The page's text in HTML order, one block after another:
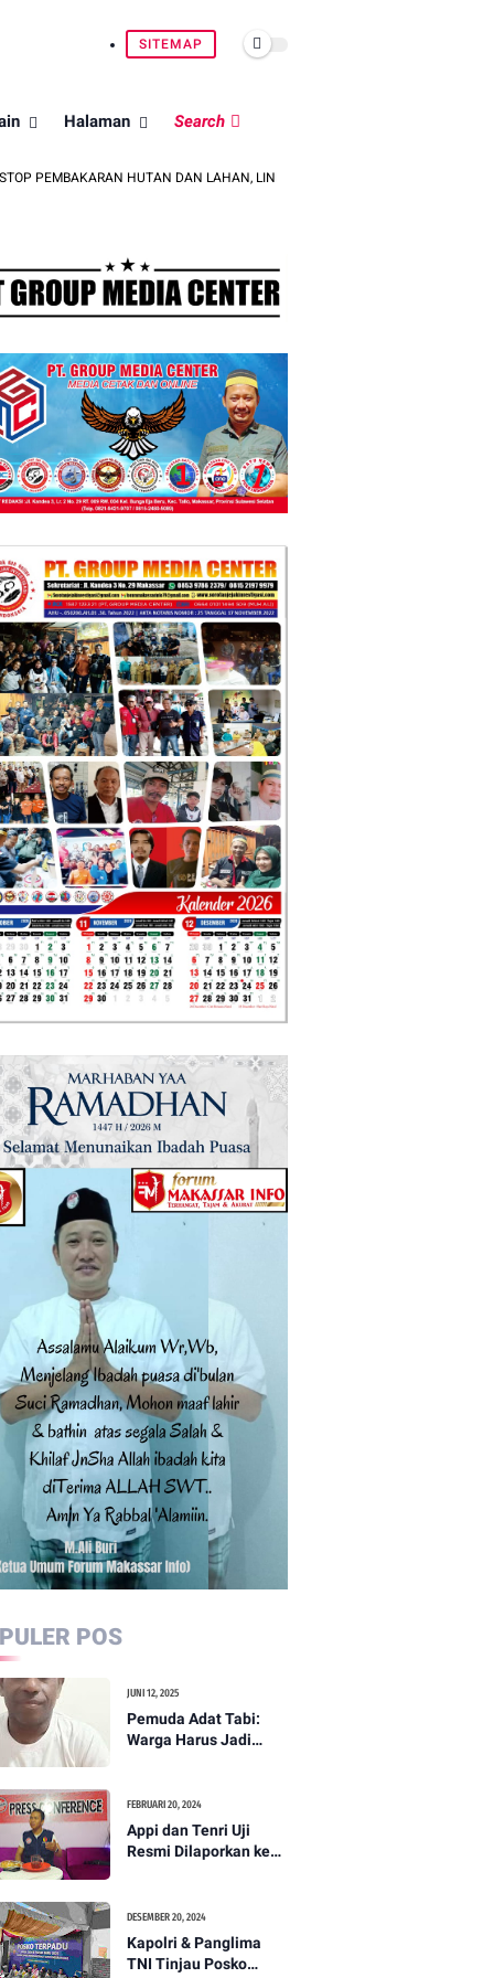
SITEMAP
Halaman Search
HUTAN DAN LAHAN, LINDUNGI ALAM UNTUK GENERASI BANGSA
POS
JUNI 12, 2025
Pemuda Adat Tabi:
Warga Harus Jadi
FEBRUARI 20, 2024
Appi dan Tenri Uji
Resmi Dilaporkan ke
DESEMBER 20, 2024
Kapolri & Panglima
TNI Tinjau Posko